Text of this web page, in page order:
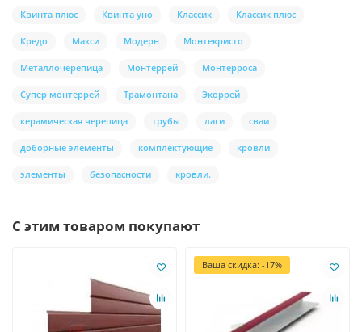
Квинта плюс Квинта уно Классик Классик плюс
Кредо Макси Модерн Монтекристо
Металлочерепица Монтеррей Монтерроса
Супер монтеррей Трамонтана Экоррей
керамическая черепица трубы лаги сваи
доборные элементы комплектующие кровли
элементы безопасности кровли.
С этим товаром покупают
Ваша скидка: -17%